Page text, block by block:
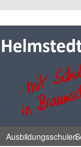
Ausbildungsschulen